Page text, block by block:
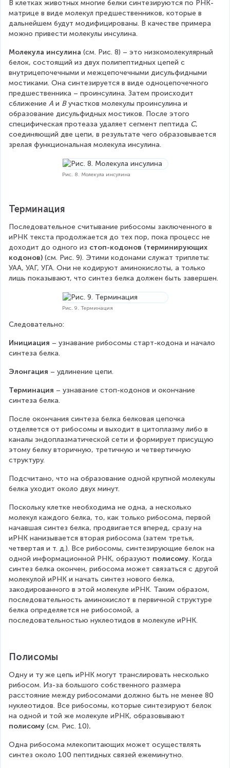
В клетках животных многие белки синтезируются по РНК-
матрице в виде молекул предшественников, которые в
дальнейшем будут модифицированы. В качестве примера
можно привести молекулы инсулина.
Молекула инсулина (см. Рис. 8) – это низкомолекулярный
белок, состоящий из двух полипептидных цепей с
внутрицепочечными и межцепочечными дисульфидными
мостиками. Она синтезируется в виде одноцепочечного
предшественника – проинсулина. Затем происходит
сближение A и B участков молекулы проинсулина и
образование дисульфидных мостиков. После этого
специфическая протеаза удаляет сегмент пептида C,
соединяющий две цепи, в результате чего образовывается
зрелая функциональная молекула инсулина.
Рис. 8. Молекула инсулина
Терминация
Последовательное считывание рибосомы заключенного в
иРНК текста продолжается до тех пор, пока процесс не
доходит до одного из стоп-кодонов (терминирующих
кодонов) (см. Рис. 9). Этими кодонами служат триплеты:
УАА, УАГ, УГА. Они не кодируют аминокислоты, а только
лишь показывают, что синтез белка должен быть завершен.
Рис. 9. Терминация
Следовательно:
Инициация – узнавание рибосомы старт-кодона и начало
синтеза белка.
Элонгация – удлинение цепи.
Терминация – узнавание стоп-кодонов и окончание
синтеза белка.
После окончания синтеза белка белковая цепочка
отделяется от рибосомы и выходит в цитоплазму либо в
каналы эндоплазматической сети и формирует присущую
этому белку вторичную, третичную и четвертичную
структуру.
Подсчитано, что на образование одной крупной молекулы
белка уходит около двух минут.
Поскольку клетке необходима не одна, а несколько
молекул каждого белка, то, как только рибосома, первой
начавшая синтез белка, продвигается вперед, сразу на
иРНК нанизывается вторая рибосома (затем третья,
четвертая и т. д.). Все рибосомы, синтезирующие белок на
одной информационной РНК, образуют полисому. Когда
синтез белка окончен, рибосома может связаться с другой
молекулой иРНК и начать синтез нового белка,
закодированного в этой молекуле иРНК. Таким образом,
последовательность аминокислот в первичной структуре
белка определяется не рибосомой, а
последовательностью нуклеотидов в молекуле иРНК.
Полисомы
Одну и ту же цепь иРНК могут транслировать несколько
рибосом. Из-за большого собственного размера
расстояние между рибосомами должно быть не менее 80
нуклеотидов. Все рибосомы, которые синтезируют белок
на одной и той же молекуле иРНК, образовывают
полисому (см. Рис. 10).
Одна рибосома млекопитающих может осуществлять
синтез около 100 пептидных связей ежеминутно.